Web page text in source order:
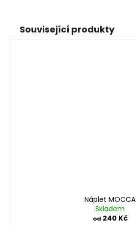
Související produkty
Náplet MOCCA
Skladem
od 240 Kč